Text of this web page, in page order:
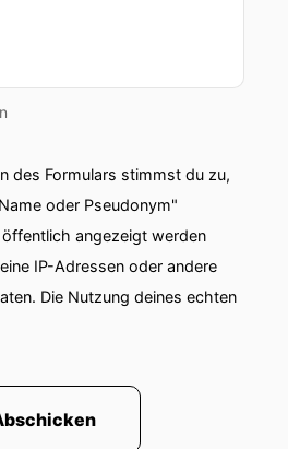
des Formulars stimmst du zu,
oder Pseudonym"
angezeigt werden
IP-Adressen oder andere
Die Nutzung deines echten